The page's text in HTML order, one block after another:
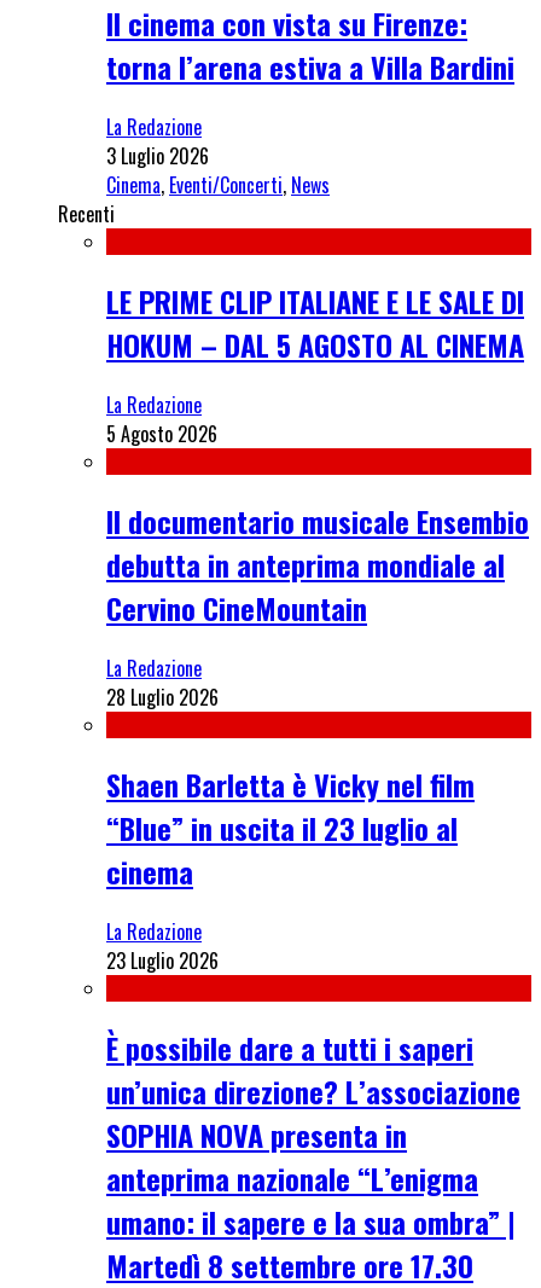
Il cinema con vista su Firenze:
torna l’arena estiva a Villa Bardini
La Redazione
3 Luglio 2026
Cinema, Eventi/Concerti, News
Recenti
LE PRIME CLIP ITALIANE E LE SALE DI
HOKUM – DAL 5 AGOSTO AL CINEMA
La Redazione
5 Agosto 2026
Il documentario musicale Ensembio
debutta in anteprima mondiale al
Cervino CineMountain
La Redazione
28 Luglio 2026
Shaen Barletta è Vicky nel film
“Blue” in uscita il 23 luglio al
cinema
La Redazione
23 Luglio 2026
È possibile dare a tutti i saperi
un’unica direzione? L’associazione
SOPHIA NOVA presenta in
anteprima nazionale “L’enigma
umano: il sapere e la sua ombra” |
Martedì 8 settembre ore 17.30